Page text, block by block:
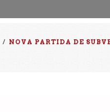
/ NOVA PARTIDA DE